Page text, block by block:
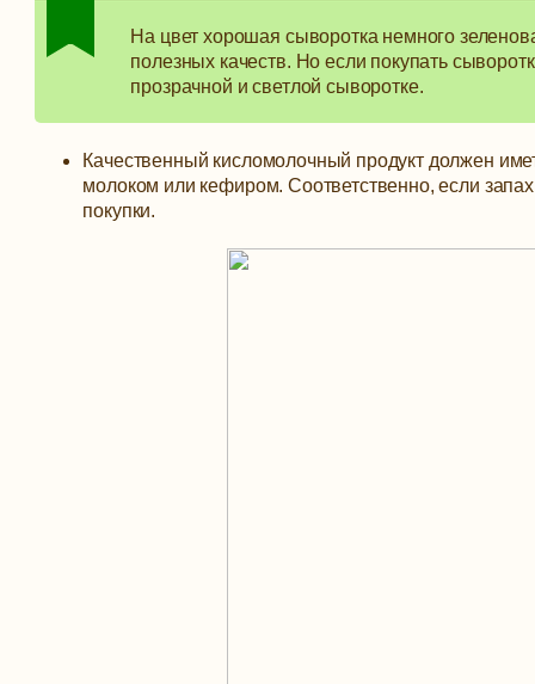
На цвет хорошая сыворотка немного
полезных качеств. Но если покупать
прозрачной и светлой сыворотке.
Качественный кисломолочный продукт должен
молоком или кефиром. Соответственно, если
покупки.